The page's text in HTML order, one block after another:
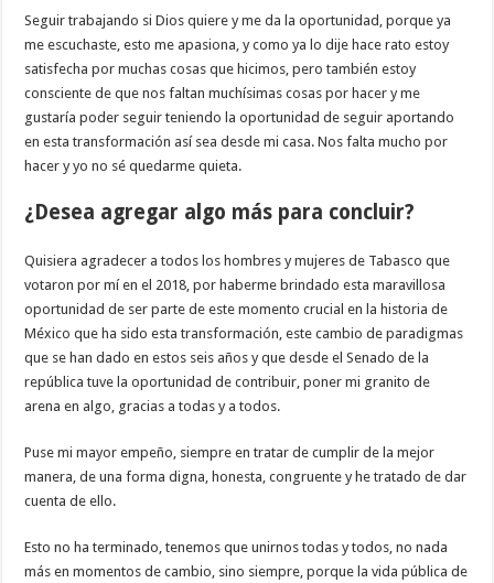
Seguir trabajando si Dios quiere y me da la oportunidad, porque ya
me escuchaste, esto me apasiona, y como ya lo dije hace rato estoy
satisfecha por muchas cosas que hicimos, pero también estoy
consciente de que nos faltan muchísimas cosas por hacer y me
gustaría poder seguir teniendo la oportunidad de seguir aportando
en esta transformación así sea desde mi casa. Nos falta mucho por
hacer y yo no sé quedarme quieta.
¿Desea agregar algo más para concluir?
Quisiera agradecer a todos los hombres y mujeres de Tabasco que
votaron por mí en el 2018, por haberme brindado esta maravillosa
oportunidad de ser parte de este momento crucial en la historia de
México que ha sido esta transformación, este cambio de paradigmas
que se han dado en estos seis años y que desde el Senado de la
república tuve la oportunidad de contribuir, poner mi granito de
arena en algo, gracias a todas y a todos.
Puse mi mayor empeño, siempre en tratar de cumplir de la mejor
manera, de una forma digna, honesta, congruente y he tratado de dar
cuenta de ello.
Esto no ha terminado, tenemos que unirnos todas y todos, no nada
más en momentos de cambio, sino siempre, porque la vida pública de